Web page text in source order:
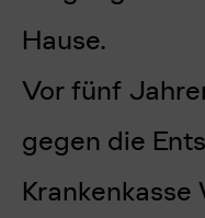
Hause.
Vor fünf
gegen die